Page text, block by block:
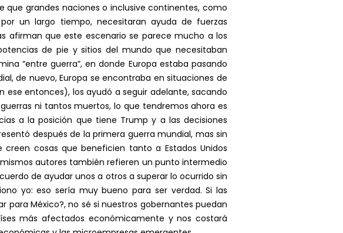
que grandes naciones o inclusive continentes, como
un largo tiempo, necesitaran ayuda de fuerzas
afirman que este escenario se parece mucho a los
de pie y sitios del mundo que necesitaban
“entre guerra”, en donde Europa estaba pasando
de nuevo, Europa se encontraba en situaciones de
ese entonces), los ayudó a seguir adelante, sacando
ni tantos muertos, lo que tendremos ahora es
a la posición que tiene Trump y a las decisiones
después de la primera guerra mundial, mas sin
cosas que beneficien tanto a Estados Unidos
autores también refieren un punto intermedio
de ayudar unos a otros a superar lo ocurrido sin
yo: eso sería muy bueno para ser verdad. Si las
México?, no sé si nuestros gobernantes puedan
más afectados económicamente y nos costará